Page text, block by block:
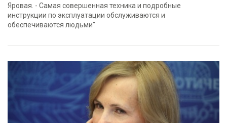
Яровая. - Самая совершенная техника и подробные
инструкции по эксплуатации обслуживаются и
обеспечиваются людьми"